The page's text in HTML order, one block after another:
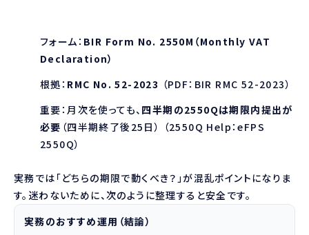
フォーム： BIR Form No. 2550M（Monthly VAT
Declaration）
根拠： RMC No. 52-2023 （PDF： BIR RMC 52-2023）
重要：月次を使っても、 四半期の2550Qは期限内提出が
必要 （四半期終了後25日） （2550Q Help：eFPS
2550Q）
実務では「どちらの期限で動くべき？」が混乱ポイントになりま
す。迷わないために、次のように整理すると安全です。
実務のおすすめ運用（結論）